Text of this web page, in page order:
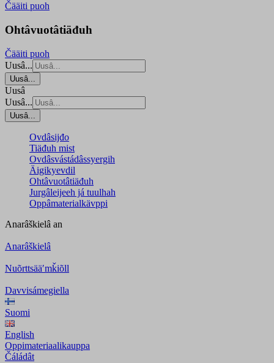
Čääiti puoh
Ohtâvuotâtiäđuh
Čääiti puoh
Uusâ...
Uusâ...
Uusâ
Uusâ...
Uusâ...
Ovdâsijđo
Tiäđuh mist
Ovdâsvástádâssyergih
Äigikyevdil
Ohtâvuotâtiäđuh
Jurgâleijeeh já tuulhah
Oppâmaterialkävppi
Anarâškielâ an
Anarâškielâ
Nuõrttsääʹmǩiõll
Davvisámegiella
Suomi
English
Oppimateriaalikauppa
Čáládât